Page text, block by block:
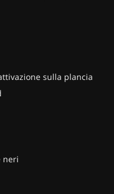
sulla plancia
neri